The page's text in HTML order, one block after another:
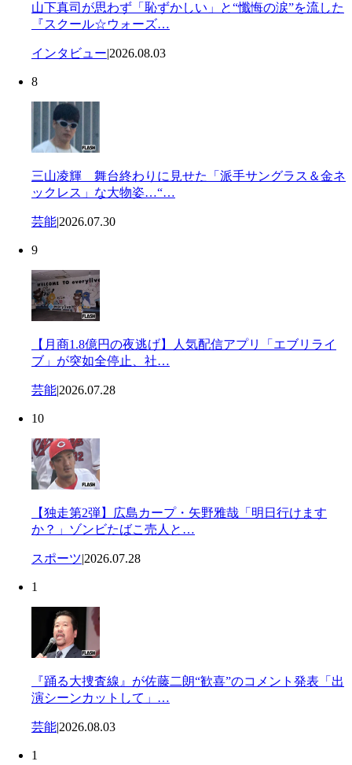
山下真司が思わず「恥ずかしい」と“懺悔の涙”を流した
『スクール☆ウォーズ…
インタビュー|2026.08.03
8
三山凌輝 舞台終わりに見せた「派手サングラス＆金ネ
ックレス」な大物姿…“…
芸能|2026.07.30
9
【月商1.8億円の夜逃げ】人気配信アプリ「エブリライ
ブ」が突如全停止、社…
芸能|2026.07.28
10
【独走第2弾】広島カープ・矢野雅哉「明日行けます
か？」ゾンビたばこ売人と…
スポーツ|2026.07.28
1
『踊る大捜査線』が佐藤二朗“歓喜”のコメント発表「出
演シーンカットして」…
芸能|2026.08.03
1